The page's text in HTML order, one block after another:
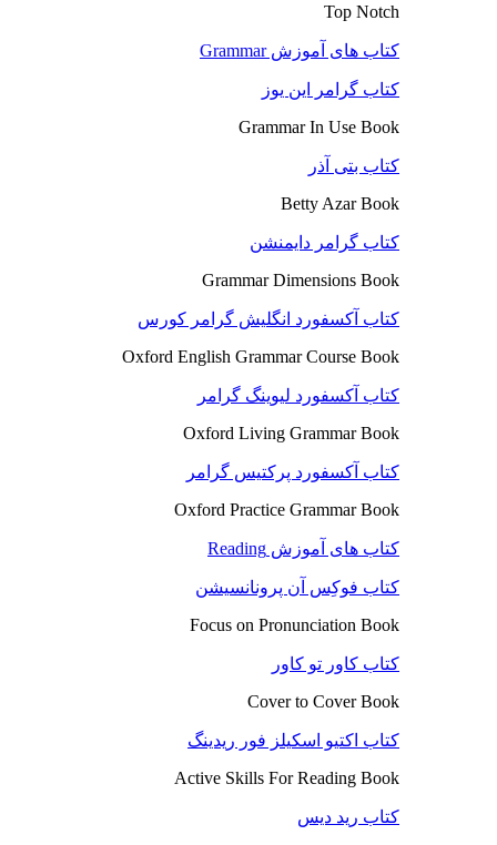
Top Notch
کتاب های آموزش Grammar
کتاب گرامر این یوز
Grammar In Use Book
کتاب بتی آذر
Betty Azar Book
کتاب گرامر دایمنشن
Grammar Dimensions Book
کتاب آکسفورد انگلیش گرامر کورس
Oxford English Grammar Course Book
کتاب آکسفورد لیوینگ گرامر
Oxford Living Grammar Book
کتاب آکسفورد پرکتیس گرامر
Oxford Practice Grammar Book
کتاب های آموزش Reading
کتاب فوکِس آن پرونانسیشن
Focus on Pronunciation Book
کتاب کاور تو کاور
Cover to Cover Book
کتاب اکتیو اسکیلز فور ریدینگ
Active Skills For Reading Book
کتاب رید دیس